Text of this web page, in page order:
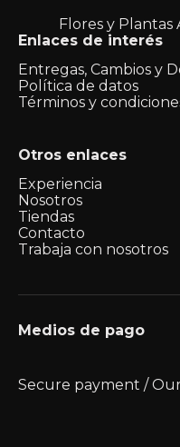
Flores y Plantas
Enlaces de interés
Entregas, Cambios y
Política de datos
Términos y
Otros enlaces
Experiencia
Nosotros
Tiendas
Contacto
Trabaja con nosotros
Medios de pago
Secure payment /